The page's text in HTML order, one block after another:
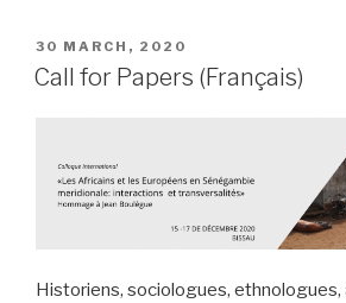
POSTED
ON
30 MARCH, 2020
Call for Papers (Français)
Historiens, sociologues,